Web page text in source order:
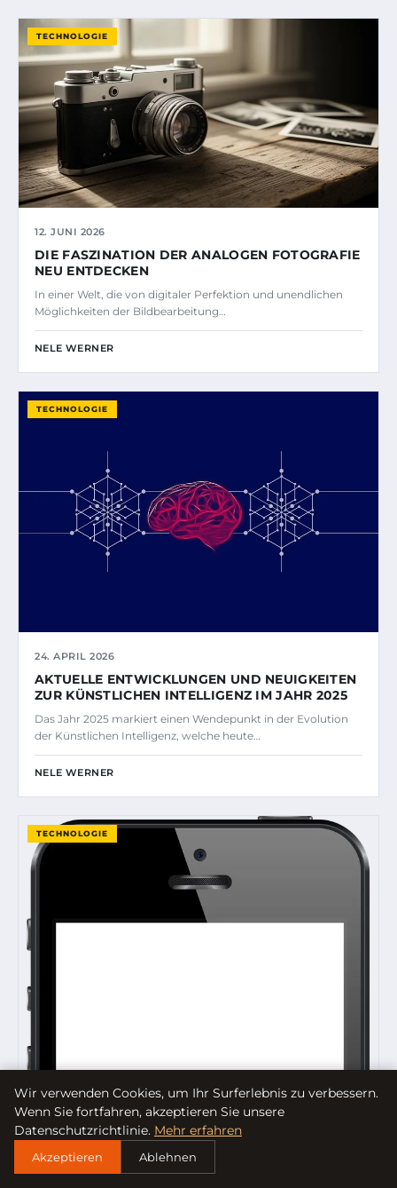
TECHNOLOGIE
12. JUNI 2026
DIE FASZINATION DER ANALOGEN FOTOGRAFIE
NEU ENTDECKEN
In einer Welt, die von digitaler Perfektion und unendlichen
Möglichkeiten der Bildbearbeitung…
NELE WERNER
TECHNOLOGIE
24. APRIL 2026
AKTUELLE ENTWICKLUNGEN UND NEUIGKEITEN
ZUR KÜNSTLICHEN INTELLIGENZ IM JAHR 2025
Das Jahr 2025 markiert einen Wendepunkt in der Evolution
der Künstlichen Intelligenz, welche heute…
NELE WERNER
TECHNOLOGIE
Wir verwenden Cookies, um Ihr Surferlebnis zu verbessern.
Wenn Sie fortfahren, akzeptieren Sie unsere
Datenschutzrichtlinie. Mehr erfahren
Akzeptieren Ablehnen